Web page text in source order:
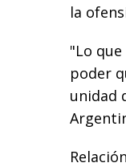
la
"Lo
poder
unidad